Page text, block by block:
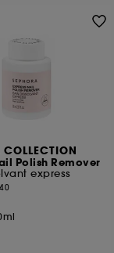
COLLECTION
Polish Remover
express
40